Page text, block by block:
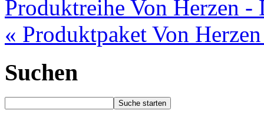
Produktreihe Von Herzen -
« Produktpaket Von
Suchen